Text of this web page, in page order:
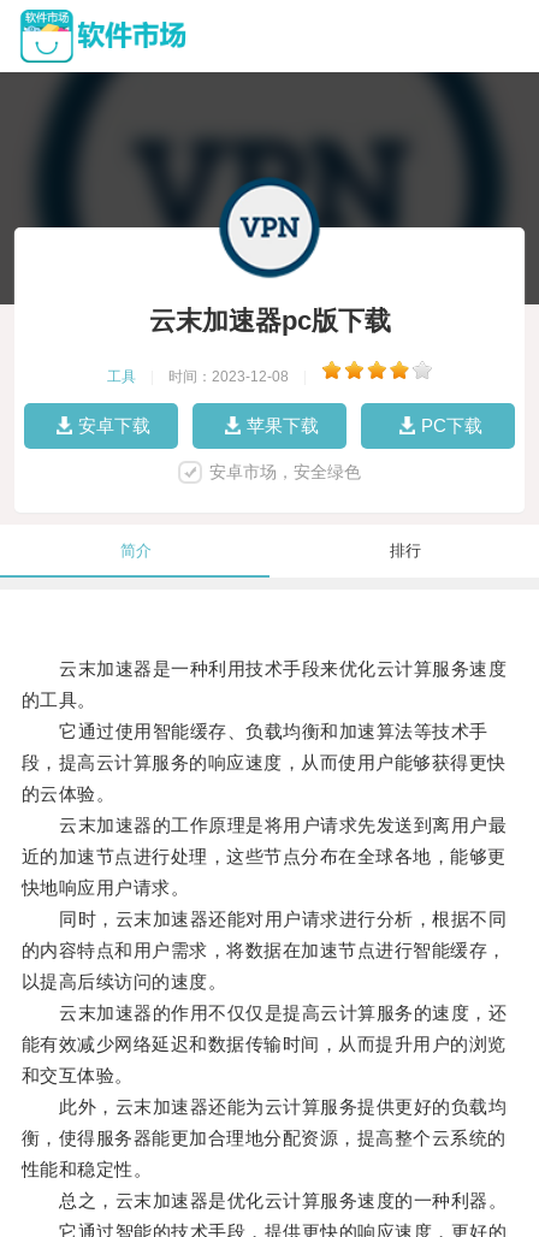
云末加速器pc版下载
工具 时间：2023-12-08
安卓下载 苹果下载 PC下载
安卓市场，安全绿色
简介 排行
云末加速器是一种利用技术手段来优化云计算服务速度
的工具。
它通过使用智能缓存、负载均衡和加速算法等技术手
段，提高云计算服务的响应速度，从而使用户能够获得更快
的云体验。
云末加速器的工作原理是将用户请求先发送到离用户最
近的加速节点进行处理，这些节点分布在全球各地，能够更
快地响应用户请求。
同时，云末加速器还能对用户请求进行分析，根据不同
的内容特点和用户需求，将数据在加速节点进行智能缓存，
以提高后续访问的速度。
云末加速器的作用不仅仅是提高云计算服务的速度，还
能有效减少网络延迟和数据传输时间，从而提升用户的浏览
和交互体验。
此外，云末加速器还能为云计算服务提供更好的负载均
衡，使得服务器能更加合理地分配资源，提高整个云系统的
性能和稳定性。
总之，云末加速器是优化云计算服务速度的一种利器。
它通过智能的技术手段，提供更快的响应速度，更好的